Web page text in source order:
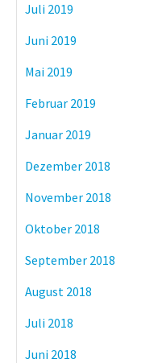
Juli 2019
Juni 2019
Mai 2019
Februar 2019
Januar 2019
Dezember 2018
November 2018
Oktober 2018
September 2018
August 2018
Juli 2018
Juni 2018